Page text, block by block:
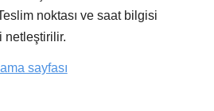
noktası ve saat bilgisi
netleştirilir.
sayfası